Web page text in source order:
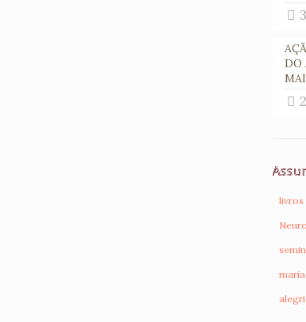
DO
livros